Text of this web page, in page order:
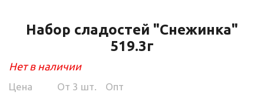
Набор сладостей "Снежинка"
519.3г
Нет в наличии
Цена Oт 3 шт. Опт